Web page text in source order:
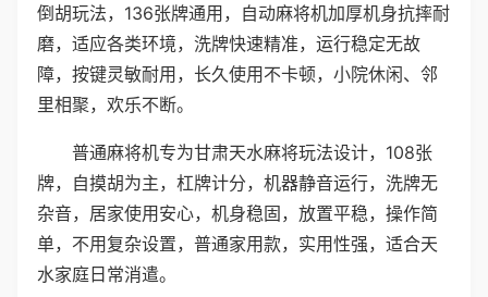
倒胡玩法，136张牌通用，自动麻将机加厚机身抗摔耐
磨，适应各类环境，洗牌快速精准，运行稳定无故
障，按键灵敏耐用，长久使用不卡顿，小院休闲、邻
里相聚，欢乐不断。
普通麻将机专为甘肃天水麻将玩法设计，108张
牌，自摸胡为主，杠牌计分，机器静音运行，洗牌无
杂音，居家使用安心，机身稳固，放置平稳，操作简
单，不用复杂设置，普通家用款，实用性强，适合天
水家庭日常消遣。